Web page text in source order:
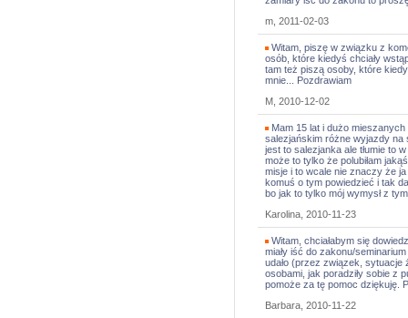
m, 2011-02-03
Witam, piszę w związku z
osób, które kiedyś chciały
tam też piszą osoby, które
mnie... Pozdrawiam
M, 2010-12-02
Mam 15 lat i dużo
salezjańskim różne wyjazdy na
jest to salezjanka ale tłumie to
może to tylko że polubiłam
misje i to wcale nie znaczy że
komuś o tym powiedzieć i tak
bo jak to tylko mój wymysł z
Karolina, 2010-11-23
Witam, chciałabym się
miały iść do zakonu/
udało (przez związek, sytuacje
osobami, jak poradziły sobie z
pomoże za tę pomoc dziękuję.
Barbara, 2010-11-22